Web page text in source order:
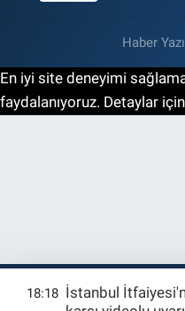
Haber
En iyi site deneyimi
faydalanıyoruz. Detaylar
18:18 İstanbul